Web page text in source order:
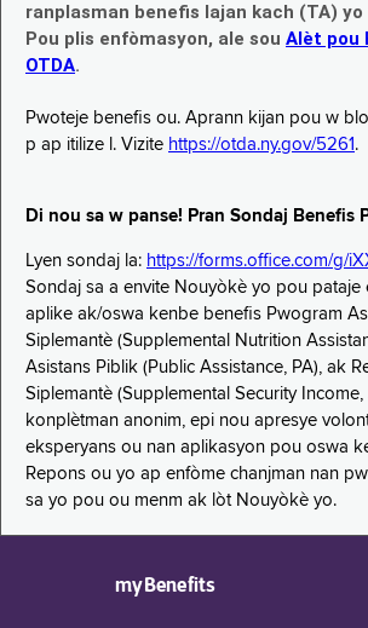
ranplasman benefis lajan kach (TA) yo
Pou plis enfòmasyon, ale sou Alèt pou
OTDA.
Pwoteje benefis ou. Aprann kijan pou w
p ap itilize l. Vizite https://otda.ny.gov/5261 .
Di nou sa w panse! Pran Sondaj Benefis
Lyen sondaj la: https://forms.office.com/g/
Sondaj sa a envite Nouyòkè yo pou pataje
aplike ak/oswa kenbe benefis Pwogram
Siplemantè (Supplemental Nutrition
Asistans Piblik (Public Assistance, PA), ak
Siplemantè (Supplemental Security
konplètman anonim, epi nou apresye
eksperyans ou nan aplikasyon pou oswa
Repons ou yo ap enfòme chanjman nan
sa yo pou ou menm ak lòt Nouyòkè yo.
myBenefits